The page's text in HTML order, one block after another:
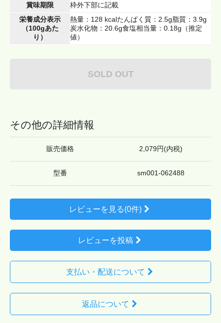
賞味期限
枠外下部に記載
栄養成分表示
（100gあた
り）
熱量：128 kcalたんぱく質：2.5g脂質：3.9g
炭水化物：20.6g食塩相当量：0.18g（推定
値）
SOLD OUT
その他の詳細情報
販売価格 2,079円(内税)
型番 sm001-062488
レビューを見る(0件)
レビューを投稿
支払い・配送について
返品について